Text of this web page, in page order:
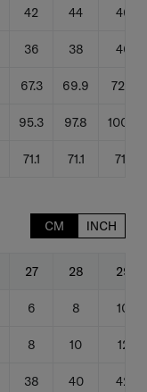
42 44 46
36 38 40
67.3 69.9 72.4
95.3 97.8 100.3
71.1 71.1 71.1
CM INCH
27 28 29
6 8 10
8 10 12
38 40 42